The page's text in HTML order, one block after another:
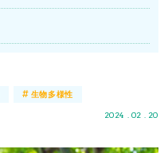
2024 . 02 . 20
# 生物多様性